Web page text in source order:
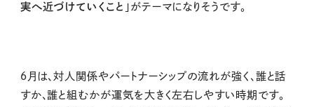
実へ近づけていくこと 」がテーマになりそうです。
６月は、対人関係やパートナーシップの流れが強く、誰と話
すか、誰と組むかが運気を大きく左右しやすい時期です。